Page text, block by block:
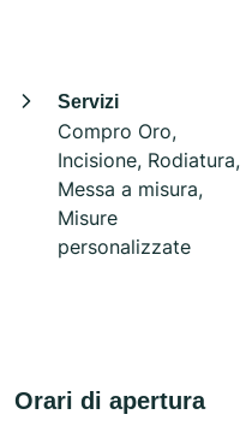
Servizi
Compro Oro,
Incisione, Rodiatura,
Messa a misura,
Misure
personalizzate
Orari di apertura